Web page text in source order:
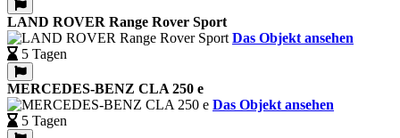
LAND ROVER Range Rover Sport
Das Objekt ansehen
5 Tagen
MERCEDES-BENZ CLA 250 e
Das Objekt ansehen
5 Tagen